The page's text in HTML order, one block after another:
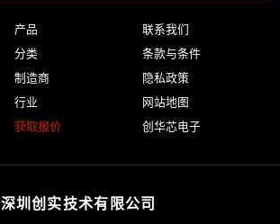
产品
分类
制造商
行业
获取报价
联系我们
条款与条件
隐私政策
网站地图
创华芯电子
深圳创实技术有限公司